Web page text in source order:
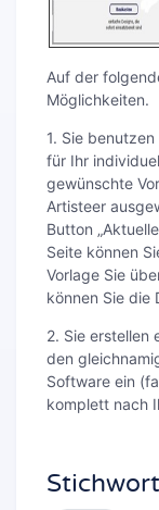
Auf der
Möglichkeiten.
1. Sie
für Ihr
gewünschte
Artisteer
Button
Seite können
Vorlage Sie
können Sie die
2. Sie erstellen
den
Software ein
komplett nach